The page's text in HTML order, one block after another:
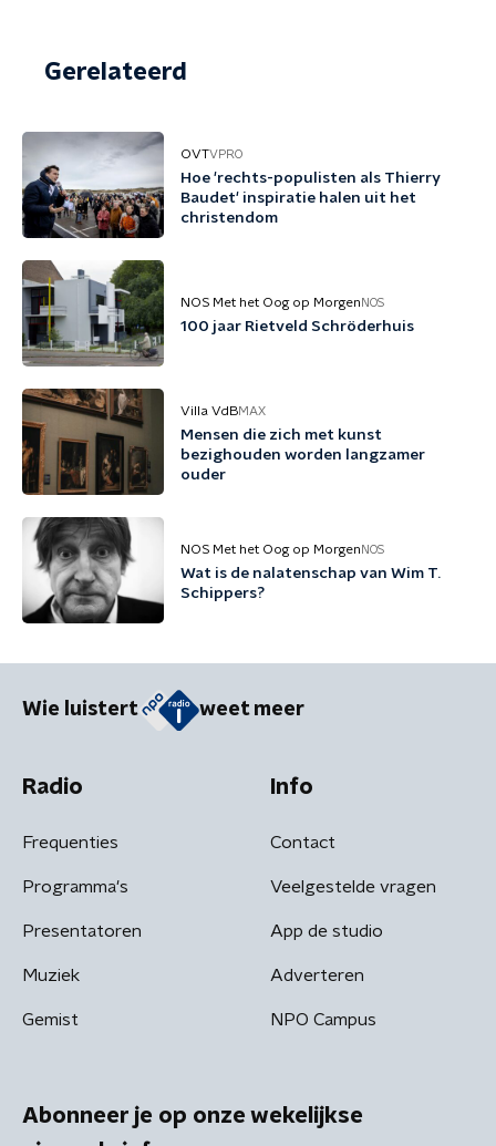
Gerelateerd
OVTVPRO
Hoe 'rechts-populisten als Thierry
Baudet' inspiratie halen uit het
christendom
NOS Met het Oog op Morgen NOS
100 jaar Rietveld Schröderhuis
Villa VdBMAX
Mensen die zich met kunst
bezighouden worden langzamer
ouder
NOS Met het Oog op Morgen NOS
Wat is de nalatenschap van Wim T.
Schippers?
Wie luistert weet meer
Radio
Frequenties
Programma's
Presentatoren
Muziek
Gemist
Info
Contact
Veelgestelde vragen
App de studio
Adverteren
NPO Campus
Abonneer je op onze wekelijkse